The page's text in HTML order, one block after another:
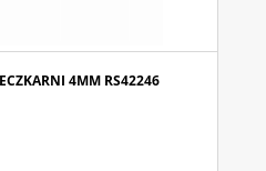
4MM RS42246